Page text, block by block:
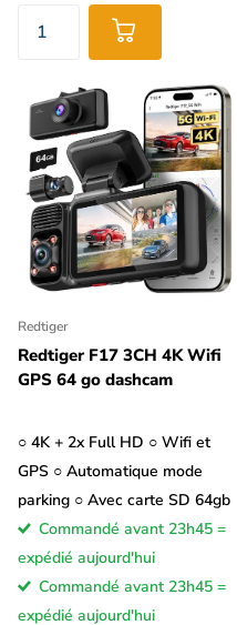
Redtiger
Redtiger F17 3CH 4K Wifi
GPS 64 go dashcam
○ 4K + 2x Full HD ○ Wifi et
GPS ○ Automatique mode
parking ○ Avec carte SD 64gb
Commandé avant 23h45 =
expédié aujourd'hui
Commandé avant 23h45 =
expédié aujourd'hui